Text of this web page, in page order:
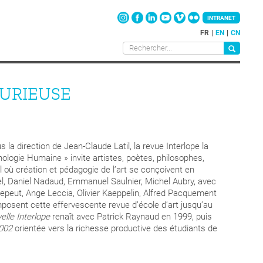
FR EN CN
INTRANET
la direction de Jean-Claude Latil, la revue Interlope la
Humaine » invite artistes, poètes, philosophes,
création et pédagogie de l’art se conçoivent en
Daniel Nadaud, Emmanuel Saulnier, Michel Aubry, avec
Ange Leccia, Olivier Kaeppelin, Alfred Pacquement
cette effervescente revue d’école d’art jusqu’au
Interloperenaît avec Patrick Raynaud en 1999, puis
orientée vers la richesse productive des étudiants de